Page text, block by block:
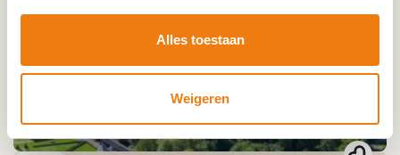
Alles toestaan
Weigeren
Camperplaats Ittervoort